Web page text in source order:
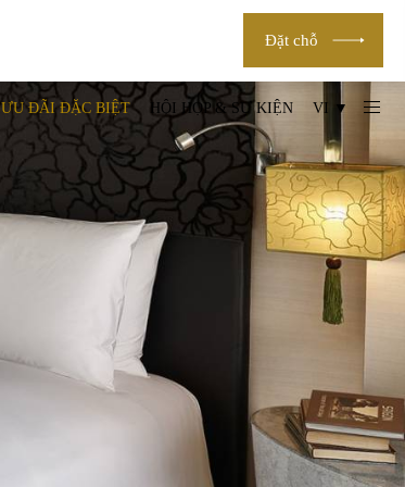
Đặt chỗ
ƯU ĐÃI ĐẶC BIỆT HỘI HỌP & SỰ KIỆN VI ▼